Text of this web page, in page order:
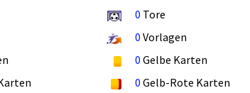
0 Tore
0 Vorlagen
0 Gelbe Karten
0 Gelb-Rote Karten